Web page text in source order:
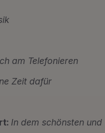
am Telefonieren
Zeit dafür
In dem schönsten und